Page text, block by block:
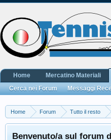
Home Forum Tutto il resto
Benvenuto/a sul forum
Home Mercatino Materiali
Cerca nei Forum
Messaggi